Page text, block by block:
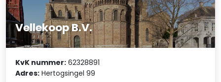
Vellekoop B.V.
KvK nummer: 62328891
Adres: Hertogsingel 99